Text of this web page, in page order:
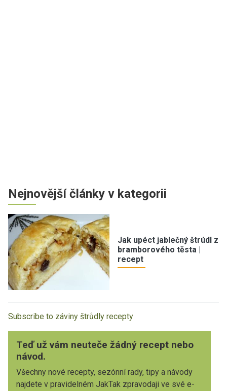
Nejnovější články v kategorii
Jak upéct jablečný štrúdl z
bramborového těsta |
recept
Subscribe to záviny štrůdly recepty
Teď už vám neuteče žádný recept nebo
návod.
Všechny nové recepty, sezónní rady, tipy a návody
najdete v pravidelném JakTak zpravodaji ve své e-